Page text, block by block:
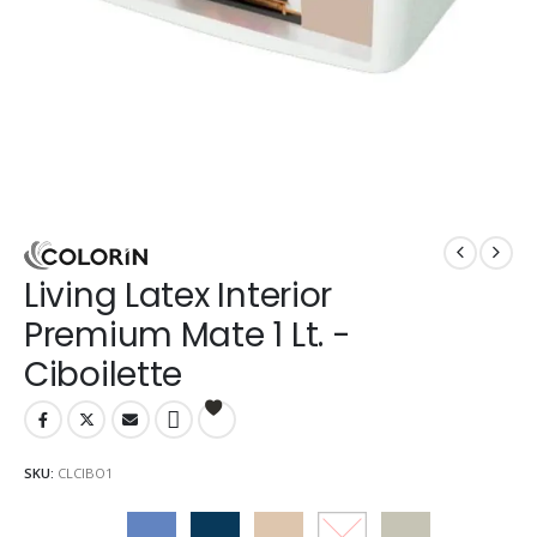
Living Latex Interior
Premium Mate 1 Lt. -
Ciboilette
SKU: CLCIBO1